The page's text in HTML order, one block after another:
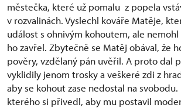
městečka, které už pomalu z popela
v rozvalinách. Vyslechl kováře Matěje,
událost s ohnivým kohoutem, ale
ho zavřel. Zbytečně se Matěj obával, že
pověry, vzdělaný pán uvěřil. A proto dal
vyklidily jenom trosky a veškeré zdi z
aby se kohout zase nedostal na
kterého si přivedl, aby mu postavil